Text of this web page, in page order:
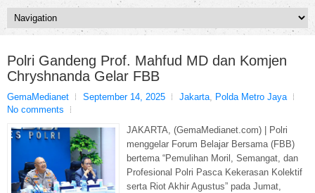
Polri Gandeng Prof. Mahfud MD dan Komjen
Chryshnanda Gelar FBB
GemaMedianet September 14, 2025 Jakarta, Polda Metro Jaya
No comments
JAKARTA, (GemaMedianet.com) | Polri
menggelar Forum Belajar Bersama (FBB)
bertema “Pemulihan Moril, Semangat, dan
Profesional Polri Pasca Kekerasan Kolektif
serta Riot Akhir Agustus” pada Jumat,